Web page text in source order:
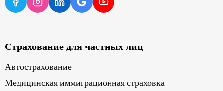
Страхование для частных лиц
Автострахование
Медицинская иммиграционная страховка